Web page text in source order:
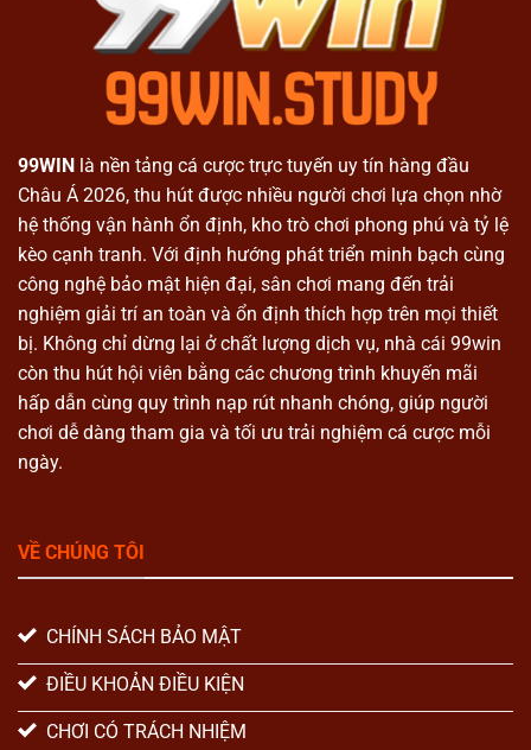
99WIN là nền tảng cá cược trực tuyến uy tín hàng đầu
Châu Á 2026, thu hút được nhiều người chơi lựa chọn nhờ
hệ thống vận hành ổn định, kho trò chơi phong phú và tỷ lệ
kèo cạnh tranh. Với định hướng phát triển minh bạch cùng
công nghệ bảo mật hiện đại, sân chơi mang đến trải
nghiệm giải trí an toàn và ổn định thích hợp trên mọi thiết
bị. Không chỉ dừng lại ở chất lượng dịch vụ, nhà cái 99win
còn thu hút hội viên bằng các chương trình khuyến mãi
hấp dẫn cùng quy trình nạp rút nhanh chóng, giúp người
chơi dễ dàng tham gia và tối ưu trải nghiệm cá cược mỗi
ngày.
VỀ CHÚNG TÔI
CHÍNH SÁCH BẢO MẬT
ĐIỀU KHOẢN ĐIỀU KIỆN
CHƠI CÓ TRÁCH NHIỆM